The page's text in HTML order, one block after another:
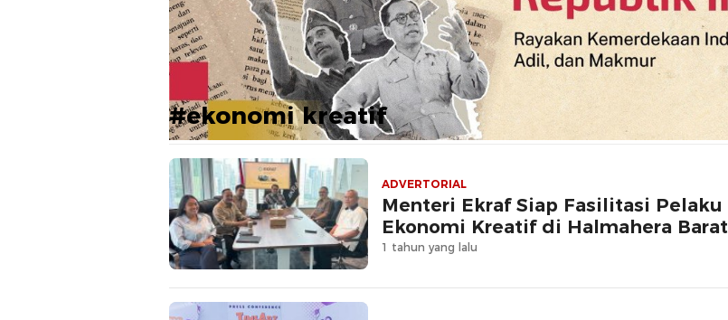
#ekonomi kreatif
ADVERTORIAL
Menteri Ekraf Siap Fasilitasi Pelaku
Ekonomi Kreatif di Halmahera Barat
1 tahun yang lalu